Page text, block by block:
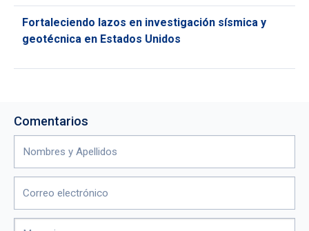
Fortaleciendo lazos en investigación sísmica y
geotécnica en Estados Unidos
Comentarios